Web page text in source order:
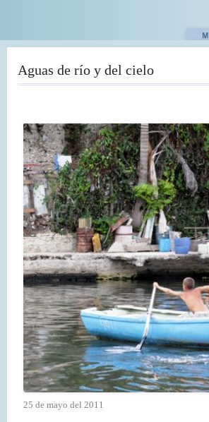
contenido
Aguas de río y del cielo
25 de mayo del 2011